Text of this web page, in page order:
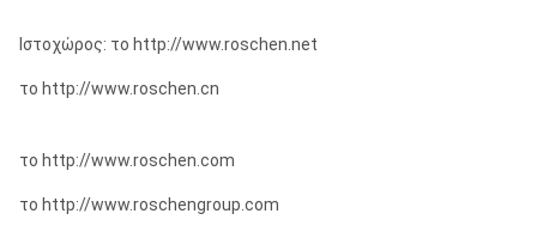
Ιστοχώρος: το http://www.roschen.net
το http://www.roschen.cn
το http://www.roschen.com
το http://www.roschengroup.com